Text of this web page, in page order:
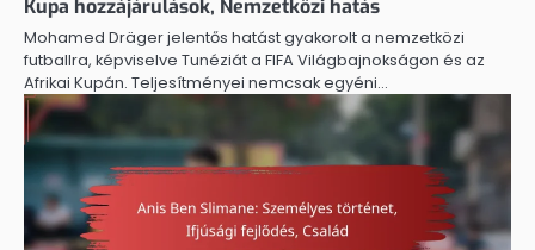
Kupa hozzájárulások, Nemzetközi hatás
Mohamed Dräger jelentős hatást gyakorolt a nemzetközi
futballra, képviselve Tunéziát a FIFA Világbajnokságon és az
Afrikai Kupán. Teljesítményei nemcsak egyéni…